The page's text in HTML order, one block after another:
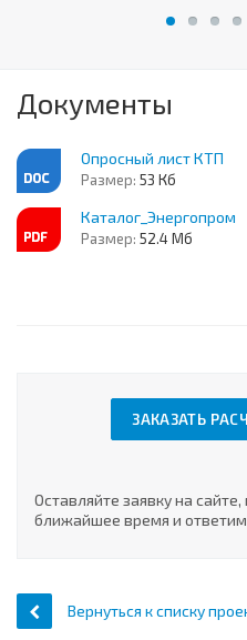
Документы
Опросный лист КТП
Размер: 53 Кб
Каталог_Энергопром
Размер: 52.4 Мб
ЗАКАЗАТЬ
Оставляйте заявку на
ближайшее время и
Вернуться к списку